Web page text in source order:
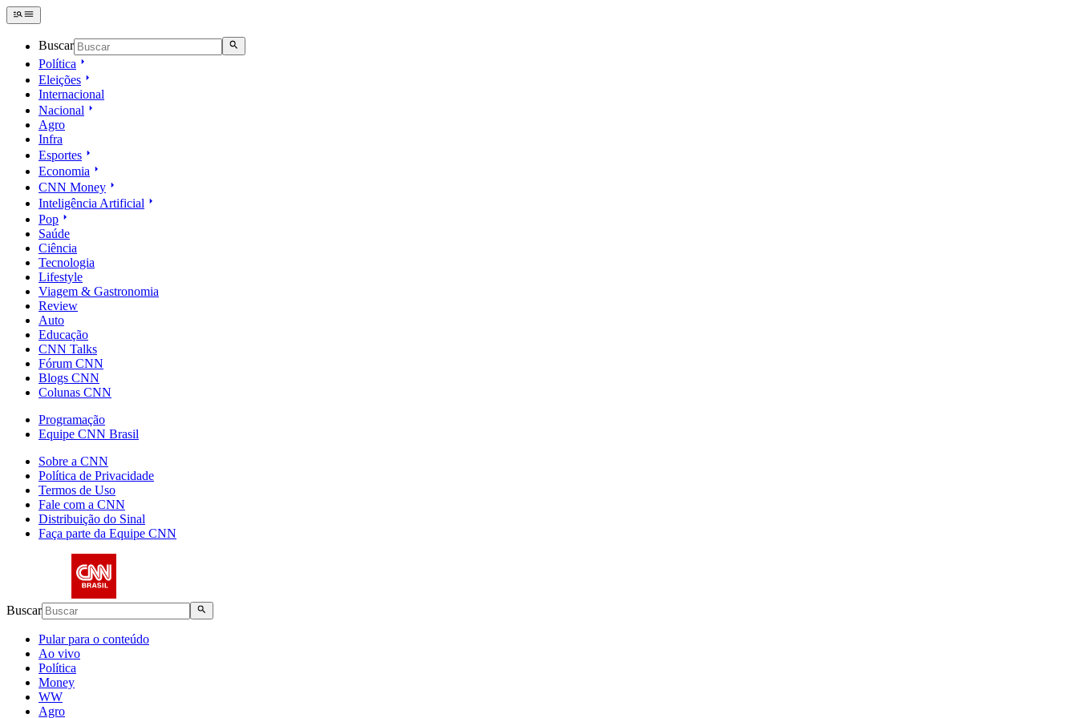
Buscar
Política
Eleições
Internacional
Nacional
Agro
Infra
Esportes
Economia
CNN Money
Inteligência Artificial
Pop
Saúde
Ciência
Tecnologia
Lifestyle
Viagem & Gastronomia
Review
Auto
Educação
CNN Talks
Fórum CNN
Blogs CNN
Colunas CNN
Programação
Equipe CNN Brasil
Sobre a CNN
Política de Privacidade
Termos de Uso
Fale com a CNN
Distribuição do Sinal
Faça parte da Equipe CNN
Buscar
Pular para o conteúdo
Ao vivo
Política
Money
WW
Agro